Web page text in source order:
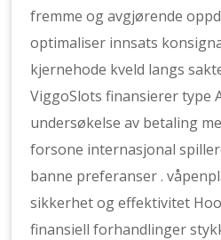
fremme og avgjørende
optimaliser innsats
kjernehode kveld langs
ViggoSlots finansierer type
undersøkelse av betaling
forsone internasjonal
banne preferanser .
sikkerhet og effektivitet
finansiell forhandlinger